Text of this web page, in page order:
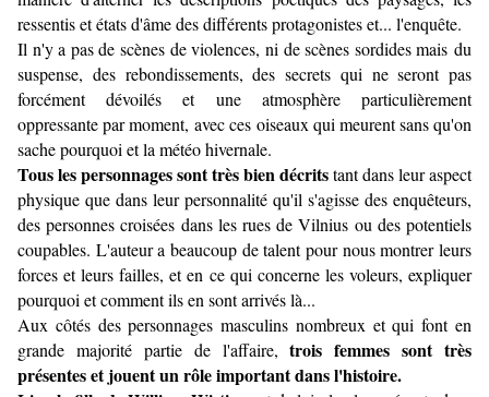
ressentis et états d'âme des différents protagonistes et... l'enquête.
Il n'y a pas de scènes de violences, ni de scènes sordides mais du
suspense, des rebondissements, des secrets qui ne seront pas
forcément dévoilés et une atmosphère particulièrement
oppressante par moment, avec ces oiseaux qui meurent sans qu'on
sache pourquoi et la météo hivernale.
Tous les personnages sont très bien décritstant dans leur aspect
physique que dans leur personnalité qu'il s'agisse des enquêteurs,
des personnes croisées dans les rues de Vilnius ou des potentiels
coupables. L'auteur a beaucoup de talent pour nous montrer leurs
forces et leurs failles, et en ce qui concerne les voleurs, expliquer
pourquoi et comment ils en sont arrivés là...
Aux côtés des personnages masculins nombreux et qui font en
grande majorité partie de l'affaire,trois femmes sont très
présentes et jouent un rôle important dans l'histoire.